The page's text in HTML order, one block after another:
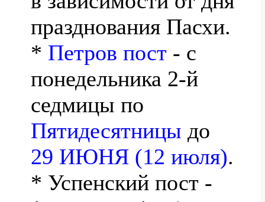
празднования Пасхи.
* Петров пост - с
понедельника 2-й
седмицы по
Пятидесятницы до
29 ИЮНЯ (12 июля).
* Успенский пост -